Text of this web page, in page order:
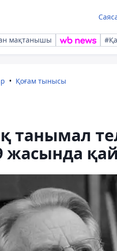
мақтанышы
Қоғам тынысы
танымал
жасында